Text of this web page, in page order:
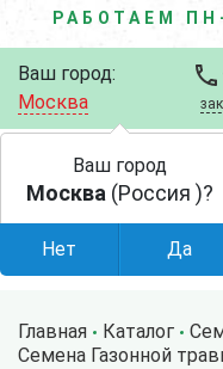
РАБОТАЕМ
Ваш город:
Москва
Главная Каталог
Семена Газонной
Ваш город
Москва (Россия )?
Нет Да